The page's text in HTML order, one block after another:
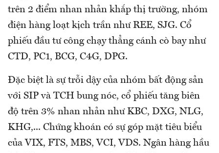
trên 2 điểm nhan nhản khắp thị trường, nhóm
điện hàng loạt kịch trần như REE, SJG. Cổ
phiếu đầu tư công chạy thẳng cánh cò bay như
CTD, PC1, BCG, C4G, DPG.
Đặc biệt là sự trỗi dậy của nhóm bất động sản
với SIP và TCH bung nóc, cổ phiếu tăng biên
độ trên 3% nhan nhản như KBC, DXG, NLG,
KHG,... Chứng khoán có sự góp mặt tiêu biểu
của VIX, FTS, MBS, VCI, VDS. Ngân hàng hầu